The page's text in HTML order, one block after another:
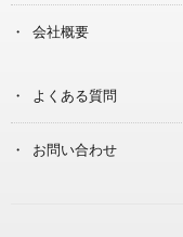
会社概要
よくある質問
お問い合わせ